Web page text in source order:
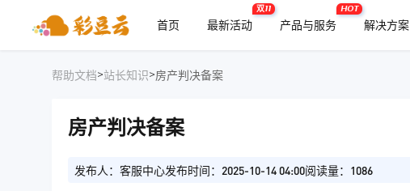
首页 最新活动
双11
产品与服务
HOT
解决方案
帮助文档>站长知识>房产判决备案
房产判决备案
发布人：客服中心发布时间：2025-10-14 04:00阅读量：1086